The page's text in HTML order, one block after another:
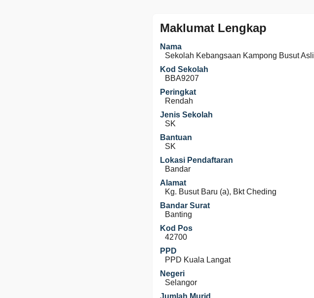
Maklumat Lengkap
Nama
Sekolah Kebangsaan Kampong Busut Asli
Kod Sekolah
BBA9207
Peringkat
Rendah
Jenis Sekolah
SK
Bantuan
SK
Lokasi Pendaftaran
Bandar
Alamat
Kg. Busut Baru (a), Bkt Cheding
Bandar Surat
Banting
Kod Pos
42700
PPD
PPD Kuala Langat
Negeri
Selangor
Jumlah Murid